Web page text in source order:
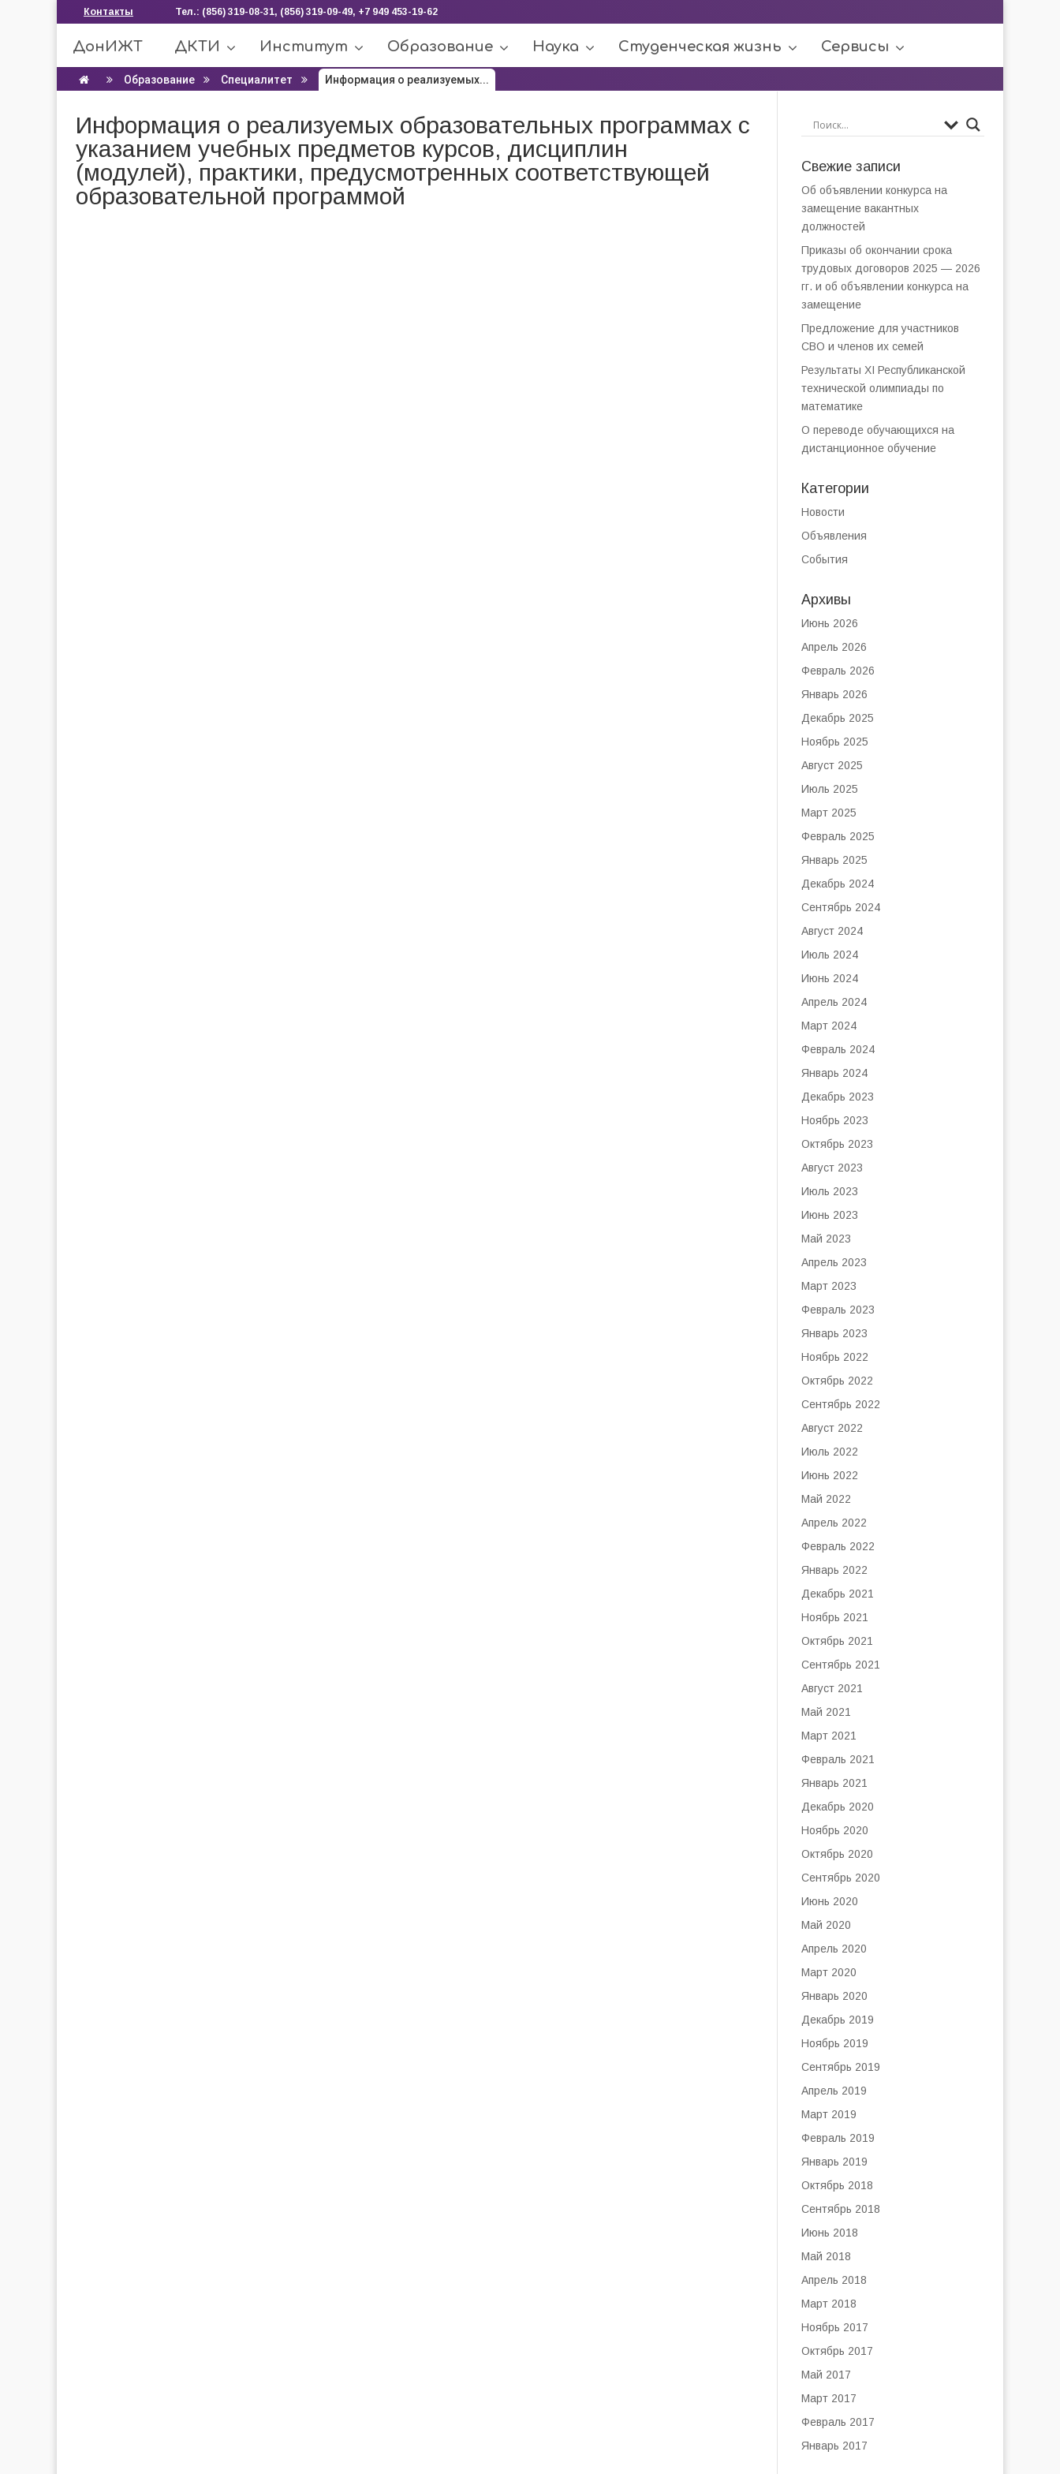
Контакты Тел.: (856) 319-08-31, (856) 319-09-49, +7 949 453-19-62
ДонИЖТ ДКТИ Институт Образование Наука Студенческая жизнь Сервисы
Образование Специалитет Информация о реализуемых...
Информация о реализуемых образовательных программах с
указанием учебных предметов курсов, дисциплин
(модулей), практики, предусмотренных соответствующей
образовательной программой
Свежие записи
Об объявлении конкурса на
замещение вакантных
должностей
Приказы об окончании срока
трудовых договоров 2025 — 2026
гг. и об объявлении конкурса на
замещение
Предложение для участников
СВО и членов их семей
Результаты XI Республиканской
технической олимпиады по
математике
О переводе обучающихся на
дистанционное обучение
Категории
Новости
Объявления
События
Архивы
Июнь 2026
Апрель 2026
Февраль 2026
Январь 2026
Декабрь 2025
Ноябрь 2025
Август 2025
Июль 2025
Март 2025
Февраль 2025
Январь 2025
Декабрь 2024
Сентябрь 2024
Август 2024
Июль 2024
Июнь 2024
Апрель 2024
Март 2024
Февраль 2024
Январь 2024
Декабрь 2023
Ноябрь 2023
Октябрь 2023
Август 2023
Июль 2023
Июнь 2023
Май 2023
Апрель 2023
Март 2023
Февраль 2023
Январь 2023
Ноябрь 2022
Октябрь 2022
Сентябрь 2022
Август 2022
Июль 2022
Июнь 2022
Май 2022
Апрель 2022
Февраль 2022
Январь 2022
Декабрь 2021
Ноябрь 2021
Октябрь 2021
Сентябрь 2021
Август 2021
Май 2021
Март 2021
Февраль 2021
Январь 2021
Декабрь 2020
Ноябрь 2020
Октябрь 2020
Сентябрь 2020
Июнь 2020
Май 2020
Апрель 2020
Март 2020
Январь 2020
Декабрь 2019
Ноябрь 2019
Сентябрь 2019
Апрель 2019
Март 2019
Февраль 2019
Январь 2019
Октябрь 2018
Сентябрь 2018
Июнь 2018
Май 2018
Апрель 2018
Март 2018
Ноябрь 2017
Октябрь 2017
Май 2017
Март 2017
Февраль 2017
Январь 2017